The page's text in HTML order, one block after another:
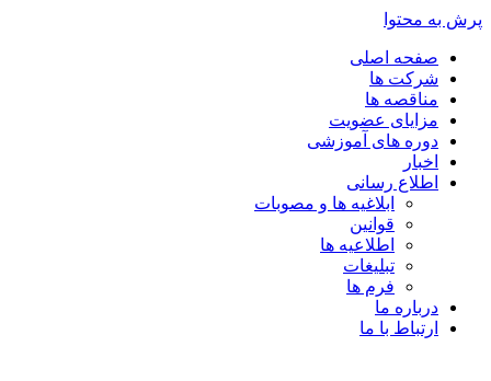
پرش به محتوا
صفحه اصلی
شرکت ها
مناقصه ها
مزایای عضویت
دوره های آموزشی
اخبار
اطلاع رسانی
ابلاغیه ها و مصوبات
قوانین
اطلاعیه ها
تبلیغات
فرم ها
درباره ما
ارتباط با ما